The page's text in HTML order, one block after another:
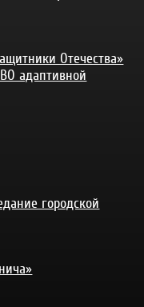
Отечества»
адаптивной
городской